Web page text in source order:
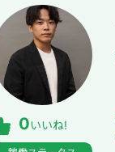
0いいね!